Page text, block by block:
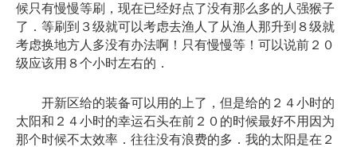
候只有慢慢等刷，现在已经好点了没有那么多的人强猴子
了．等刷到３级就可以考虑去渔人了从渔人那升到８级就
考虑换地方人多没有办法啊！只有慢慢等！可以说前２０
级应该用８个小时左右的．
开新区给的装备可以用的上了，但是给的２４小时的
太阳和２４小时的幸运石头在前２０的时候最好不用因为
那个时候不太效率．往往没有浪费的多．我的太阳是在２